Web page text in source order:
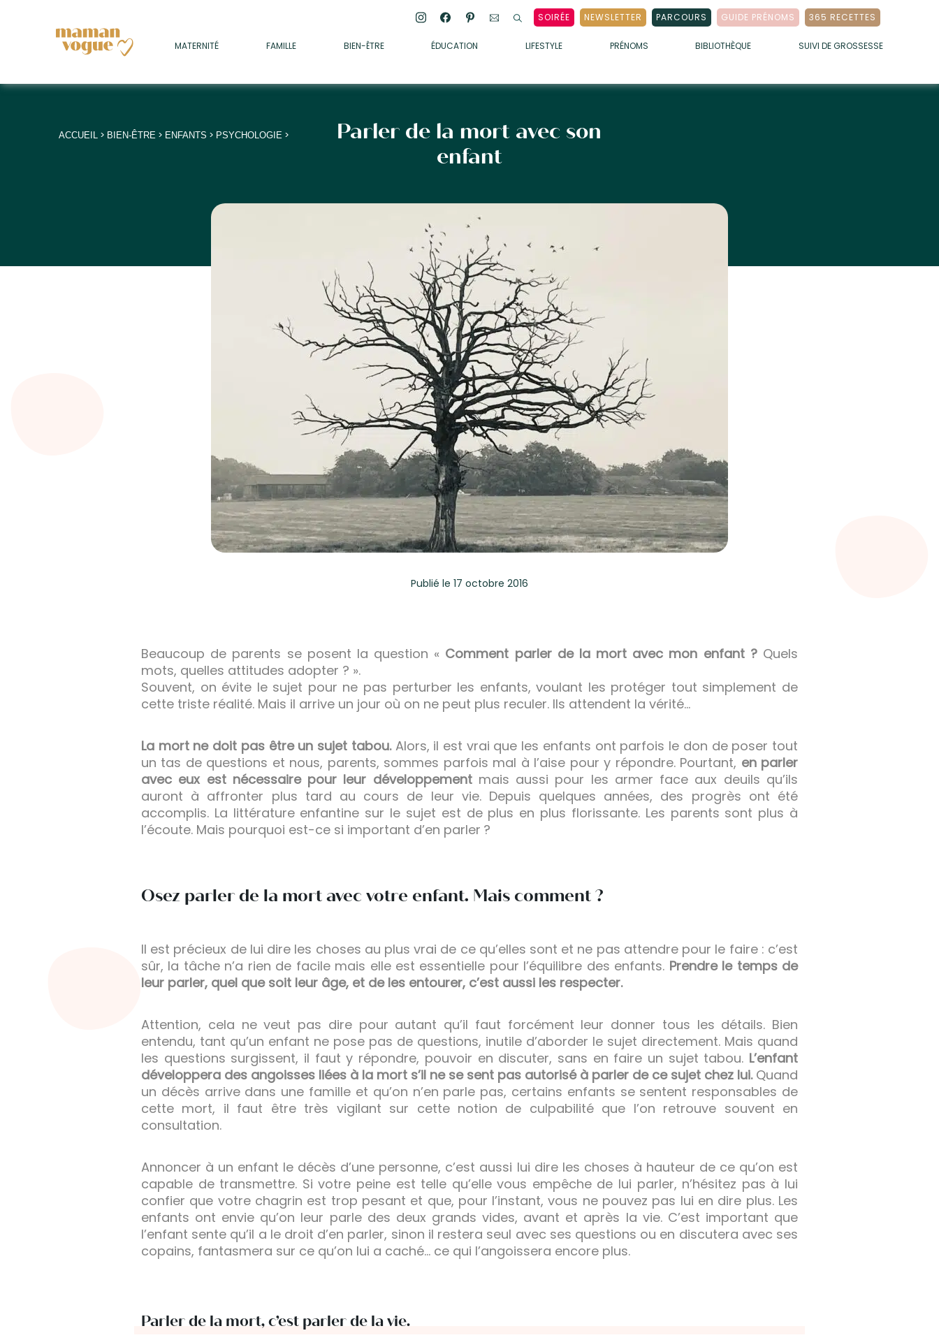
SOIRÉE NEWSLETTER PARCOURS GUIDE PRÉNOMS 365 RECETTES
MATERNITÉ FAMILLE BIEN-ÊTRE ÉDUCATION LIFESTYLE PRÉNOMS BIBLIOTHÈQUE SUIVI DE GROSSESSE
• SOMMEIL
• MÉDECINE DOUCE
• SOINS
+
+
ACCUEIL > BIEN-ÊTRE > ENFANTS > PSYCHOLOGIE >
Parler de la mort avec son
enfant
Publié le 17 octobre 2016
Beaucoup de parents se posent la question « Comment parler de la mort avec mon enfant ?Quels
mots, quelles attitudes adopter ? ».
Souvent, on évite le sujet pour ne pas perturber les enfants, voulant les protéger tout simplement de
cette triste réalité. Mais il arrive un jour où on ne peut plus reculer. Ils attendent la vérité…
La mort ne doit pas être un sujet tabou.Alors, il est vrai que les enfants ont parfois le don de poser tout
un tas de questions et nous, parents, sommes parfois mal à l’aise pour y répondre. Pourtant, en parler
avec eux est nécessaire pour leur développementmais aussi pour les armer face aux deuils qu’ils
auront à affronter plus tard au cours de leur vie. Depuis quelques années, des progrès ont été
accomplis. La littérature enfantine sur le sujet est de plus en plus florissante. Les parents sont plus à
l’écoute. Mais pourquoi est-ce si important d’en parler ?
Osez parler de la mort avec votre enfant. Mais comment ?
Il est précieux de lui dire les choses au plus vrai de ce qu’elles sont et ne pas attendre pour le faire : c’est
sûr, la tâche n’a rien de facile mais elle est essentielle pour l’équilibre des enfants. Prendre le temps de
leur parler, quel que soit leur âge, et de les entourer, c’est aussi les respecter.
Attention, cela ne veut pas dire pour autant qu’il faut forcément leur donner tous les détails. Bien
entendu, tant qu’un enfant ne pose pas de questions, inutile d’aborder le sujet directement. Mais quand
les questions surgissent, il faut y répondre, pouvoir en discuter, sans en faire un sujet tabou. L’enfant
développera des angoisses liées à la mort s’il ne se sent pas autorisé à parler de ce sujet chez lui.Quand
un décès arrive dans une famille et qu’on n’en parle pas, certains enfants se sentent responsables de
cette mort, il faut être très vigilant sur cette notion de culpabilité que l’on retrouve souvent en
consultation.
Annoncer à un enfant le décès d’une personne, c’est aussi lui dire les choses à hauteur de ce qu’on est
capable de transmettre. Si votre peine est telle qu’elle vous empêche de lui parler, n’hésitez pas à lui
confier que votre chagrin est trop pesant et que, pour l’instant, vous ne pouvez pas lui en dire plus. Les
enfants ont envie qu’on leur parle des deux grands vides, avant et après la vie. C’est important que
l’enfant sente qu’il a le droit d’en parler, sinon il restera seul avec ses questions ou en discutera avec ses
copains, fantasmera sur ce qu’on lui a caché… ce qui l’angoissera encore plus.
Parler de la mort, c’est parler de la vie.